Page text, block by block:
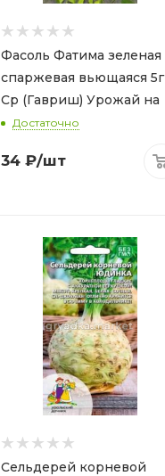
Фасоль Фатима зеленая
спаржевая вьющаяся 5г
Ср (Гавриш) Урожай на
окне
Достаточно
34 ₽/шт
Сельдерей корневой